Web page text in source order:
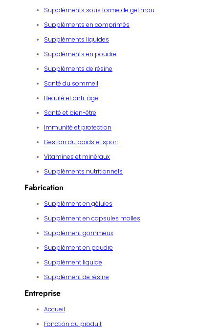
Suppléments sous forme de gel mou
Suppléments en comprimés
Suppléments liquides
Suppléments en poudre
Suppléments de résine
Santé du sommeil
Beauté et anti-âge
Santé et bien-être
Immunité et protection
Gestion du poids et sport
Vitamines et minéraux
Suppléments nutritionnels
Fabrication
Supplément en gélules
Supplément en capsules molles
Supplément gommeux
Supplément en poudre
Supplément liquide
Supplément de résine
Entreprise
Accueil
Fonction du produit